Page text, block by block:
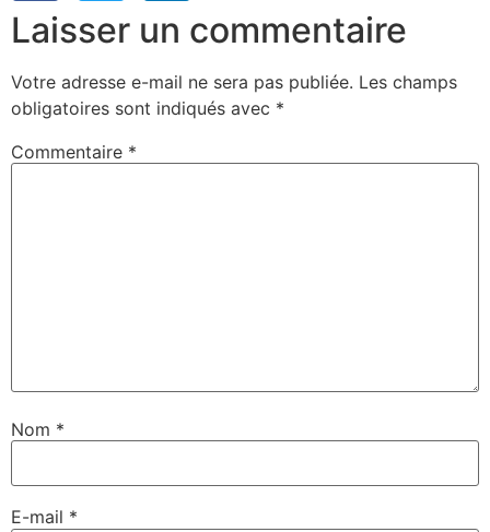
Laisser un commentaire
Votre adresse e-mail ne sera pas publiée. Les champs
obligatoires sont indiqués avec *
Commentaire *
Nom *
E-mail *